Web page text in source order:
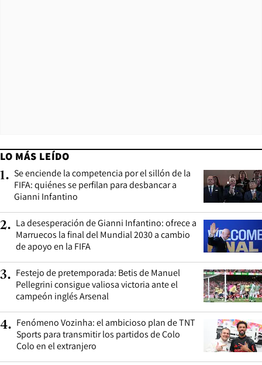
LO MÁS LEÍDO
1. Se enciende la competencia por el sillón de la
FIFA: quiénes se perfilan para desbancar a
Gianni Infantino
2. La desesperación de Gianni Infantino: ofrece a
Marruecos la final del Mundial 2030 a cambio
de apoyo en la FIFA
3. Festejo de pretemporada: Betis de Manuel
Pellegrini consigue valiosa victoria ante el
campeón inglés Arsenal
4. Fenómeno Vozinha: el ambicioso plan de TNT
Sports para transmitir los partidos de Colo
Colo en el extranjero